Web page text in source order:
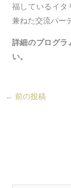
福しているイタ
兼ねた交流パー
詳細のプログ
い。
← 前の投稿